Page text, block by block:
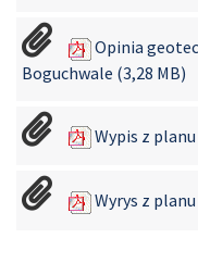
Opinia
Boguchwale (3,28 MB)
Wypis z
Wyrys z